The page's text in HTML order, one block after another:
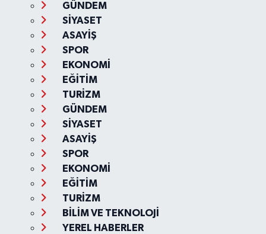
GÜNDEM
SİYASET
ASAYİŞ
SPOR
EKONOMİ
EĞİTİM
TURİZM
GÜNDEM
SİYASET
ASAYİŞ
SPOR
EKONOMİ
EĞİTİM
TURİZM
BİLİM VE TEKNOLOJİ
YEREL HABERLER